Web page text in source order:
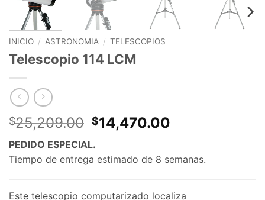
INICIO / ASTRONOMIA / TELESCOPIOS
Telescopio 114 LCM
$25,209.00 Original
price
was:
$25,209.00.
$14,470.00
$14,470.00.
PEDIDO ESPECIAL.
Tiempo de entrega estimado de 8 semanas.
Este telescopio computarizado localiza